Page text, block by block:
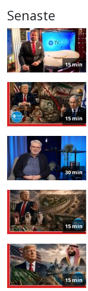
Senaste
15 min
15 min
30 min
15 min
15 min